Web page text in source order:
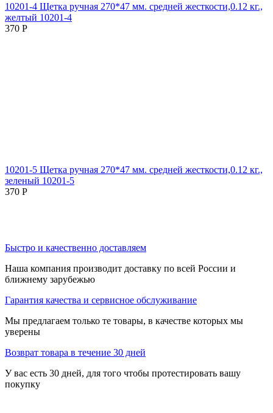
10201-4 Щетка ручная 270*47 мм. средней жесткости,0.12 кг.,
желтый 10201-4
370 Р
10201-5 Щетка ручная 270*47 мм. средней жесткости,0.12 кг.,
зеленый 10201-5
370 Р
Быстро и качественно доставляем
Наша компания производит доставку по всей России и
ближнему зарубежью
Гарантия качества и сервисное обслуживание
Мы предлагаем только те товары, в качестве которых мы
уверены
Возврат товара в течение 30 дней
У вас есть 30 дней, для того чтобы протестировать вашу
покупку